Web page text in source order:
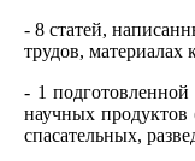
- 8 статей,
трудов, материалах
- 1 подготовленной
научных продуктов
спасательных,